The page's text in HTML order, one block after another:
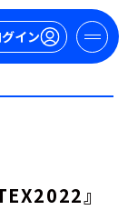
イン
』